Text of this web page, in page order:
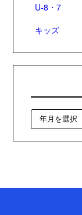
U-8・7
キッズ